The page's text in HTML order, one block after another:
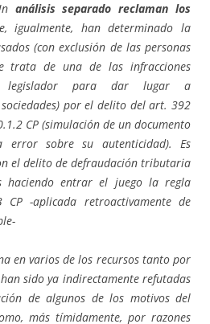
análisis separado reclaman los
igualmente, han determinado la
(con exclusión de las personas
trata de una de las infracciones
legislador para dar lugar a
por el delito del art. 392
CP (simulación de un documento
error sobre su autenticidad). Es
el delito de defraudación tributaria
haciendo entrar el juego la regla
-aplicada retroactivamente de
en varios de los recursos tanto por
sido ya indirectamente refutadas
de algunos de los motivos del
más tímidamente, por razones